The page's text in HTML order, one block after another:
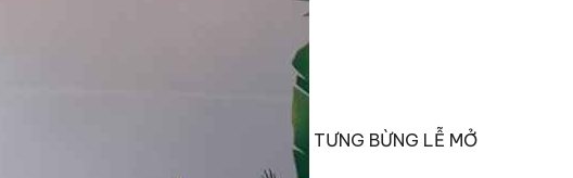
TƯNG BỪNG LỄ MỞ